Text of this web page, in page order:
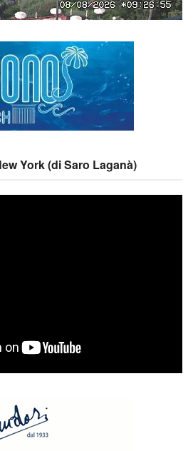
York (di Saro Laganà)